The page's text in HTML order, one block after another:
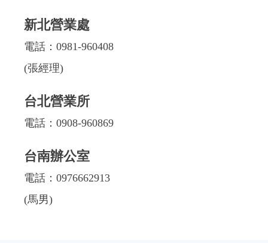
新北營業處
電話： 0981-960408
(張經理)
台北營業所
電話： 0908-960869
台南辦公室
電話： 0976662913
(馬男)